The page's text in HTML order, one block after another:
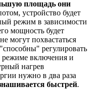
площадь они
устройство будет
режим в зависимости
мощность будет
не могут похвастаться
регулировать
режиме включения и
нагрев
нужно в два раза
быстрей.